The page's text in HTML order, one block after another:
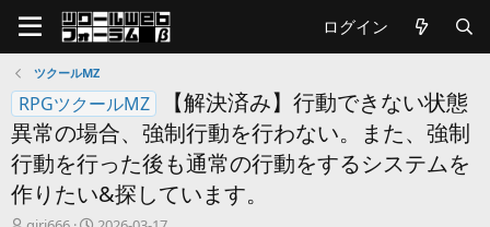
ログイン
ツクールMZ
RPGツクールMZ
【解決済み】行動できない状態
異常の場合、強制行動を行わない。また、強制
行動を行った後も通常の行動をするシステムを
作りたい&探しています。